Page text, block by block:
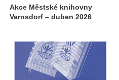
Akce Městské knihovny
Varnsdorf – duben 2026